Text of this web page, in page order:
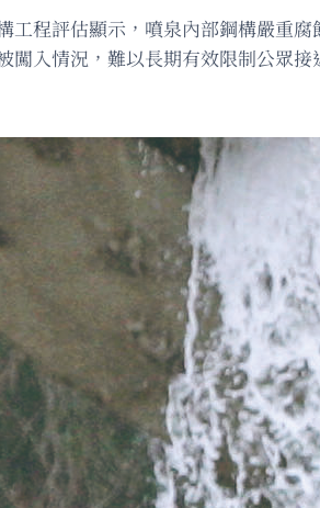
工程評估顯示，噴泉內部鋼構嚴重
闖入情況，難以長期有效限制公眾